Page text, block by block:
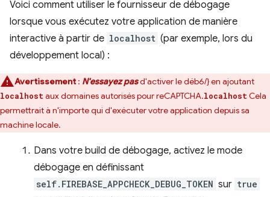
Voici comment utiliser le fournisseur de débogage
lorsque vous exécutez votre application de manière
interactive à partir de localhost (par exemple, lors du
développement local) :
Avertissement: N'essayez pasd'activer le déb6/} en ajoutant
localhost aux domaines autorisés pour reCAPTCHA.localhost Cela
permettrait à n'importe qui d'exécuter votre application depuis sa
machine locale.
Dans votre build de débogage, activez le mode
débogage en définissant
self.FIREBASE_APPCHECK_DEBUG_TOKEN sur true